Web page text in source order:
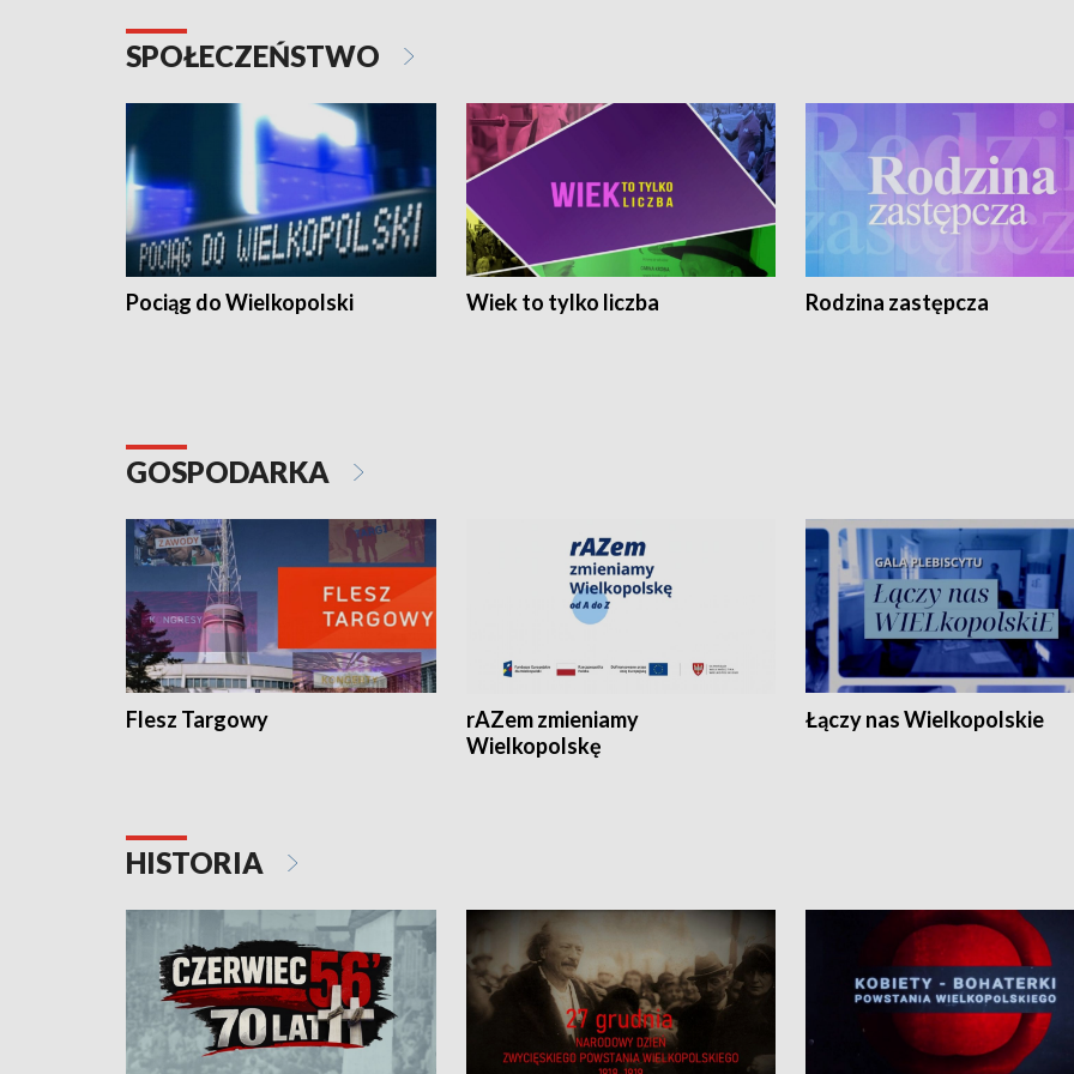
SPOŁECZEŃSTWO
Pociąg do Wielkopolski Wiek to tylko liczba Rodzina zastępcza
GOSPODARKA
Flesz Targowy
rAZem zmieniamy
Wielkopolskę
Łączy nas Wielkopolskie
HISTORIA